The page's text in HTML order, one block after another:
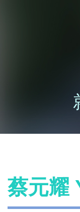
蔡元耀